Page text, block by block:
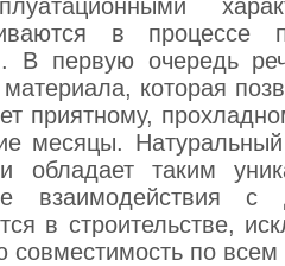
в процессе
В первую очередь
материала, которая
приятному,
месяцы.
обладает таким
взаимодействия с
в строительстве,
совместимость по